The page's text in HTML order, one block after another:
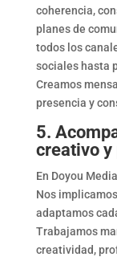
coherencia,
planes de
todos los
sociales hasta
Creamos
presencia y
5.
creativo y
En Doyou
Nos
adaptamos
Trabajamos
creatividad,